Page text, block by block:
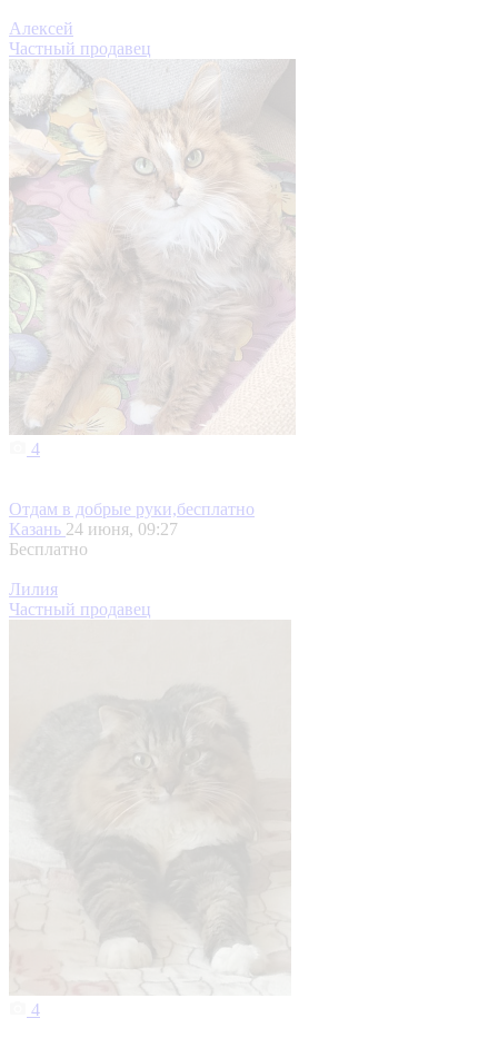
Алексей
Частный продавец
4
Отдам в добрые руки,бесплатно
Казань 24 июня, 09:27
Бесплатно
Лилия
Частный продавец
4